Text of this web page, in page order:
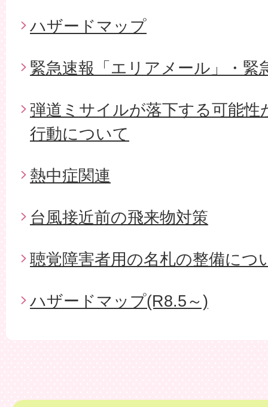
ハザードマップ
緊急速報「エリアメール」・緊
弾道ミサイルが落下する可能
行動について
熱中症関連
台風接近前の飛来物対策
聴覚障害者用の名札の整備につ
ハザードマップ(R8.5～)